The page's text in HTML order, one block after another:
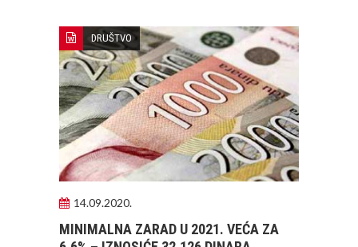
DRUŠTVO
14.09.2020.
MINIMALNA ZARAD U 2021. VEĆA ZA